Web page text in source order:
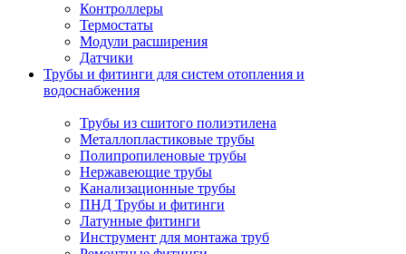
Контроллеры
Термостаты
Модули расширения
Датчики
Трубы и фитинги для систем отопления и
водоснабжения
Трубы из сшитого полиэтилена
Металлопластиковые трубы
Полипропиленовые трубы
Нержавеющие трубы
Канализационные трубы
ПНД Трубы и фитинги
Латунные фитинги
Инструмент для монтажа труб